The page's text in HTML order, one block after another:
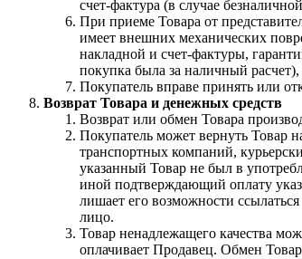
счет-фактура (в случае
При приеме Товара от
имеет внешних механических
накладной и счет-фактуры,
покупка была за наличный
Покупатель вправе принять или
Возврат Товара и денежных средств
Возврат или обмен Товара
Покупатель может вернуть Товар
транспортных компаний,
указанный Товар не был в
иной подтверждающий оплату
лишает его возможности
лицо.
Товар ненадлежащего качества
оплачивает Продавец. Обмен